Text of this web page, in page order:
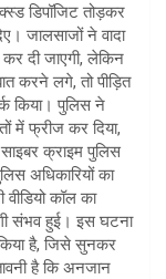
डिपॉजिट तोड़कर
जालसाजों ने वादा
कर दी जाएगी, लेकिन
करने लगे, तो पीड़ित
किया। पुलिस ने
में फ्रीज कर दिया,
क्राइम पुलिस
अधिकारियों का
कॉल का
संभव हुई। इस घटना
है, जिसे सुनकर
है कि अनजान